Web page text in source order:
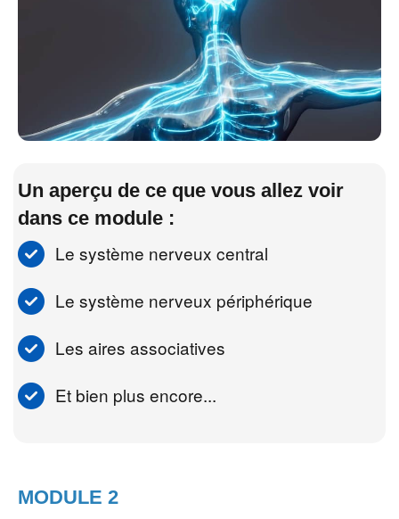
Un aperçu de ce que vous allez voir
dans ce module :
Le système nerveux central
Le système nerveux périphérique
Les aires associatives
Et bien plus encore...
MODULE 2